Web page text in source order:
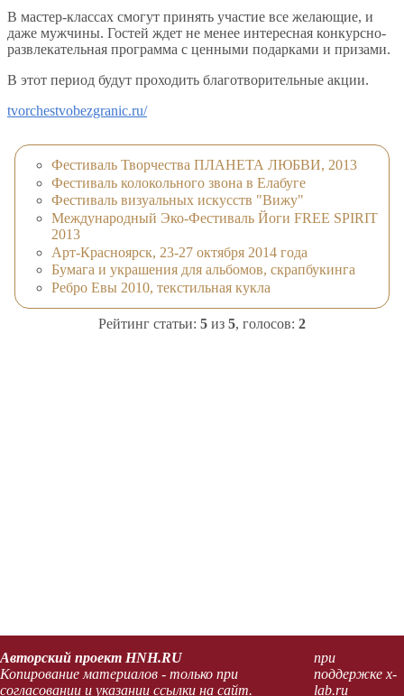
В мастер-классах смогут принять участие все желающие, и
даже мужчины. Гостей ждет не менее интересная конкурсно-
развлекательная программа с ценными подарками и призами.
В этот период будут проходить благотворительные акции.
tvorchestvobezgranic.ru/
Фестиваль Творчества ПЛАНЕТА ЛЮБВИ, 2013
Фестиваль колокольного звона в Елабуге
Фестиваль визуальных искусств "Вижу"
Международный Эко-Фестиваль Йоги FREE SPIRIT
2013
Арт-Красноярск, 23-27 октября 2014 года
Бумага и украшения для альбомов, скрапбукинга
Ребро Евы 2010, текстильная кукла
Рейтинг статьи: 5 из 5, голосов: 2
Авторский проект HNH.RU
Копирование материалов - только при
согласовании и указании ссылки на сайт.
при
поддержке x-
lab.ru